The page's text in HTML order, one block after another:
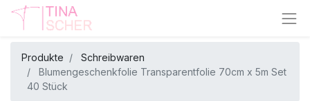
Produkte
Schreibwaren
Blumengeschenkfolie Transparentfolie 70cm x 5m Set
40 Stück